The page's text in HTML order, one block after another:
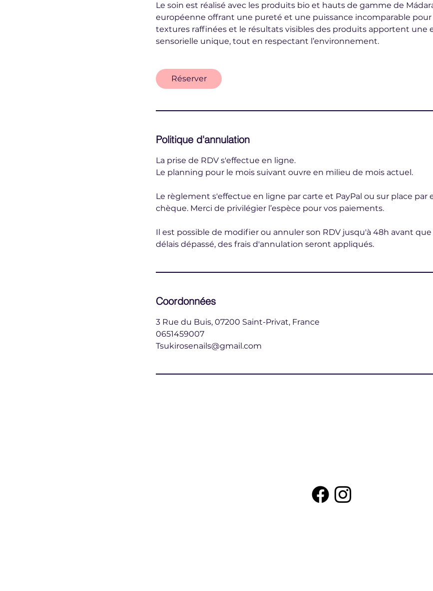
Le soin est réalisé avec les produits bio et hauts de gamme de
européenne offrant une pureté et une puissance incomparable pour
textures raffinées et le résultats visibles des produits apportent une
sensorielle unique, tout en respectant l’environnement.
Réserver
Politique d'annulation
La prise de RDV s'effectue en ligne.
Le planning pour le mois suivant ouvre en milieu de mois actuel.
Le règlement s'effectue en ligne par carte et PayPal ou sur place par
chèque. Merci de privilégier l’espèce pour vos paiements.
Il est possible de modifier ou annuler son RDV jusqu'à 48h avant que
délais dépassé, des frais d'annulation seront appliqués.
Coordonnées
3 Rue du Buis, 07200 Saint-Privat, France
0651459007
Tsukirosenails@gmail.com